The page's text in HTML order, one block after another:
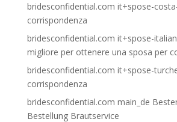
bridesconfidential.com it+spose-
corrispondenza
bridesconfidential.com it+spose-
migliore per ottenere una sposa per
bridesconfidential.com it+spose-
corrispondenza
bridesconfidential.com main_de
Bestellung Brautservice